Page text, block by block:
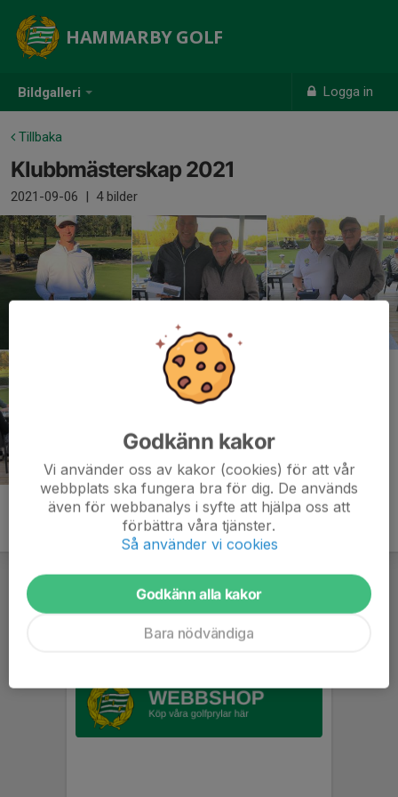
Bildgalleri Logga in
HAMMARBY GOLF
Tillbaka
Klubbmästerskap 2021
2021-09-06 | 4 bilder
Godkänn kakor
Vi använder oss av kakor (cookies) för att vår
webbplats ska fungera bra för dig. De används
även för webbanalys i syfte att hjälpa oss att
förbättra våra tjänster.
Så använder vi cookies
Godkänn alla kakor
Bara nödvändiga